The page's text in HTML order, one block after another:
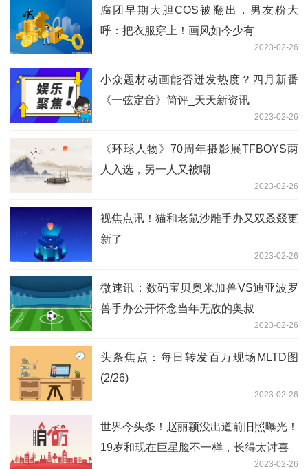
腐团早期大胆COS被翻出，男友粉大
呼：把衣服穿上！画风如今少有
2023-02-26
小众题材动画能否迸发热度？四月新番
《一弦定音》简评_天天新资讯
2023-02-26
《环球人物》70周年摄影展TFBOYS两
人入选，另一人又被嘲
2023-02-26
视焦点讯！猫和老鼠沙雕手办又双叒叕更
新了
2023-02-26
微速讯：数码宝贝奥米加兽VS迪亚波罗
兽手办公开怀念当年无敌的奥叔
2023-02-26
头条焦点：每日转发百万现场MLTD图
(2/26)
2023-02-26
世界今头条！赵丽颖没出道前旧照曝光！
19岁和现在巨星脸不一样，长得太讨喜
2023-02-26